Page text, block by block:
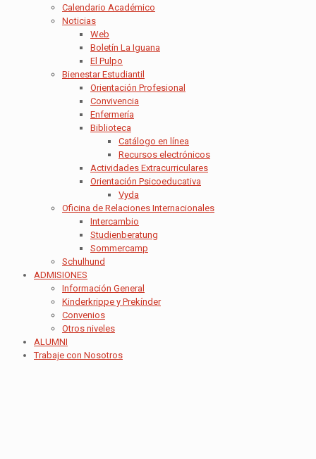
Calendario Académico
Noticias
Web
Boletín La Iguana
El Pulpo
Bienestar Estudiantil
Orientación Profesional
Convivencia
Enfermería
Biblioteca
Catálogo en línea
Recursos electrónicos
Actividades Extracurriculares
Orientación Psicoeducativa
Vyda
Oficina de Relaciones Internacionales
Intercambio
Studienberatung
Sommercamp
Schulhund
ADMISIONES
Información General
Kinderkrippe y Prekínder
Convenios
Otros niveles
ALUMNI
Trabaje con Nosotros